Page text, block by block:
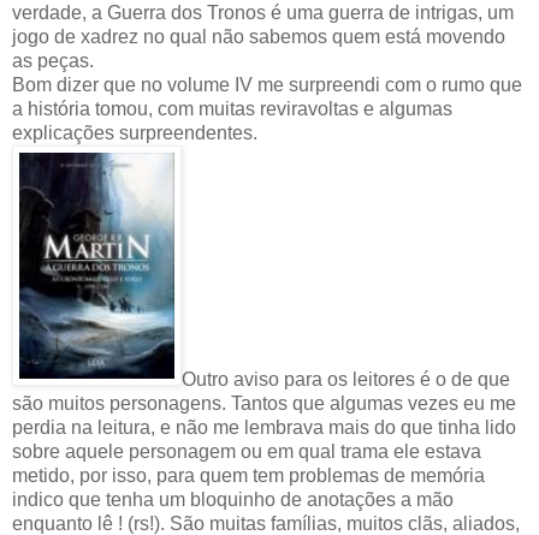
verdade, a Guerra dos Tronos é uma guerra de intrigas, um
jogo de xadrez no qual não sabemos quem está movendo
as peças.
Bom dizer que no volume IV me surpreendi com o rumo que
a história tomou, com muitas reviravoltas e algumas
explicações surpreendentes.
Outro aviso para os leitores é o de que
são muitos personagens. Tantos que algumas vezes eu me
perdia na leitura, e não me lembrava mais do que tinha lido
sobre aquele personagem ou em qual trama ele estava
metido, por isso, para quem tem problemas de memória
indico que tenha um bloquinho de anotações a mão
enquanto lê ! (rs!). São muitas famílias, muitos clãs, aliados,